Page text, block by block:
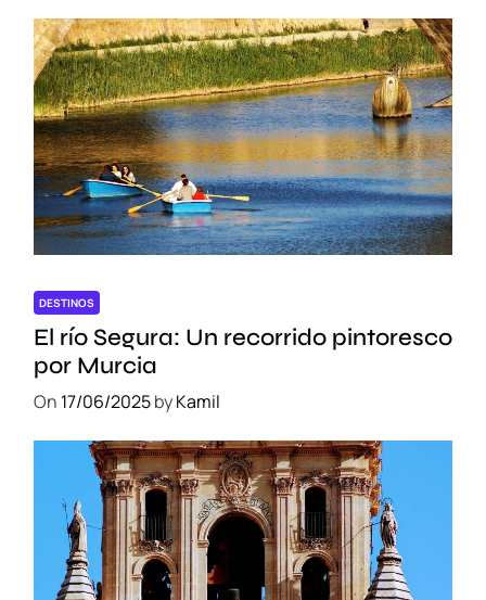
DESTINOS
El río Segura: Un recorrido pintoresco
por Murcia
On 17/06/2025byKamil